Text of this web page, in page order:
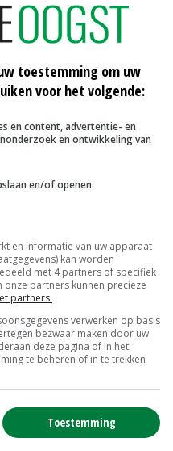
toestemming om uw
voor het volgende:
en content, advertentie- en
en ontwikkeling van
en/of openen
en informatie van uw apparaat
kan worden
met 4 partners of specifiek
partners kunnen precieze
partners.
verwerken op basis
bezwaar maken door uw
deze pagina of in het
te beheren of in te trekken
Toestemming